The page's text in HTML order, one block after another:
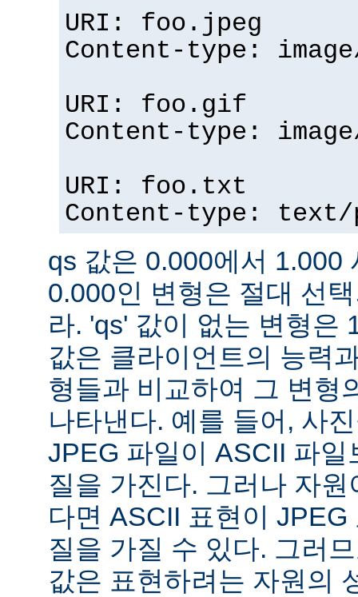
URI: foo.jpeg
Content-type:
URI: foo.gif
Content-type:
URI: foo.txt
Content-type:
qs 값은 0.000에서 1.000
0.000인 변형은 절대 선
라. 'qs' 값이 없는 변형은
값은 클라이언트의 능력
형들과 비교하여 그 변형
나타낸다. 예를 들어, 사
JPEG 파일이 ASCII 파
질을 가진다. 그러나 자
다면 ASCII 표현이
질을 가질 수 있다. 그러
값은 표현하려는 자원의